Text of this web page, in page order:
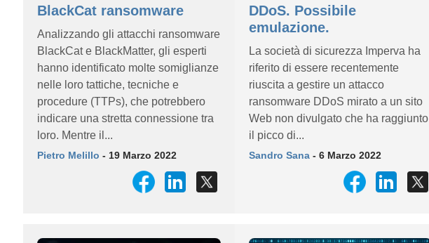
BlackCat ransomware
Analizzando gli attacchi ransomware
BlackCat e BlackMatter, gli esperti
hanno identificato molte somiglianze
nelle loro tattiche, tecniche e
procedure (TTPs), che potrebbero
indicare una stretta connessione tra
loro. Mentre il...
Pietro Melillo - 19 Marzo 2022
DDoS. Possibile
emulazione.
La società di sicurezza Imperva ha
riferito di essere recentemente
riuscita a gestire un attacco
ransomware DDoS mirato a un sito
Web non divulgato che ha raggiunto
il picco di...
Sandro Sana- 6 Marzo 2022